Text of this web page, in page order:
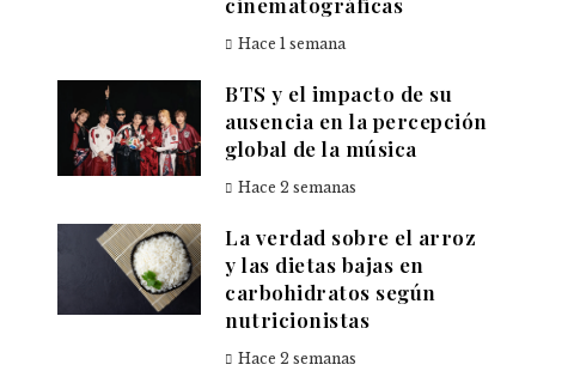
Hace 1 semana
BTS y el impacto de su
ausencia en la percepción
global de la música
Hace 2 semanas
La verdad sobre el arroz
y las dietas bajas en
carbohidratos según
nutricionistas
Hace 2 semanas